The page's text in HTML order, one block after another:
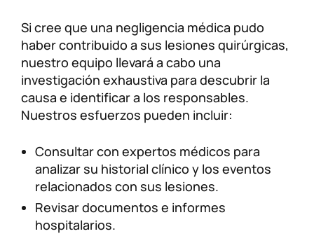
Si cree que una negligencia médica pudo
haber contribuido a sus lesiones quirúrgicas,
nuestro equipo llevará a cabo una
investigación exhaustiva para descubrir la
causa e identificar a los responsables.
Nuestros esfuerzos pueden incluir:
Consultar con expertos médicos para
analizar su historial clínico y los eventos
relacionados con sus lesiones.
Revisar documentos e informes
hospitalarios.